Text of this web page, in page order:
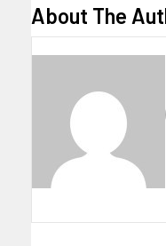
About The